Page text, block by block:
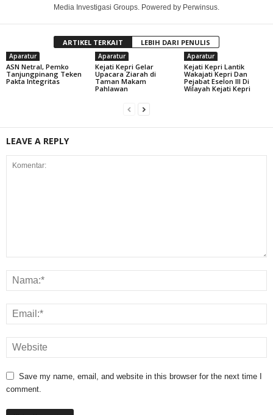
Media Investigasi Groups. Powered by Perwinsus.
ARTIKEL TERKAIT LEBIH DARI PENULIS
Aparatur
ASN Netral, Pemko
Tanjungpinang Teken
Pakta Integritas
Aparatur
Kejati Kepri Gelar
Upacara Ziarah di
Taman Makam
Pahlawan
Aparatur
Kejati Kepri Lantik
Wakajati Kepri Dan
Pejabat Eselon III Di
Wilayah Kejati Kepri
LEAVE A REPLY
Save my name, email, and website in this browser for the next time I
comment.